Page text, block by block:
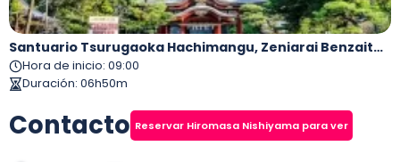
Santuario Tsurugaoka Hachimangu, Zeniarai Benzaiten, Templo Hasedera, Kamakura Daibutsuden, Enoshima
Hora de inicio: 09:00
Duración: 06h50m
Contacto Reservar Hiromasa Nishiyama para ver